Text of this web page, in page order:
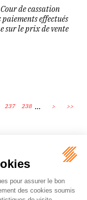
de cassation
effectués
sur le prix de vente
237 238 ... > >>